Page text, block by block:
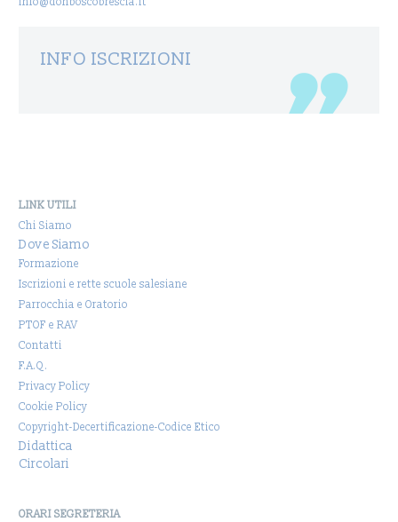
INFO ISCRIZIONI
LINK UTILI
Chi Siamo
Dove Siamo
Formazione
Iscrizioni e rette scuole salesiane
Parrocchia e Oratorio
PTOF e RAV
Contatti
F.A.Q.
Privacy Policy
Cookie Policy
Copyright-Decertificazione-Codice Etico
Didattica
Circolari
ORARI SEGRETERIA